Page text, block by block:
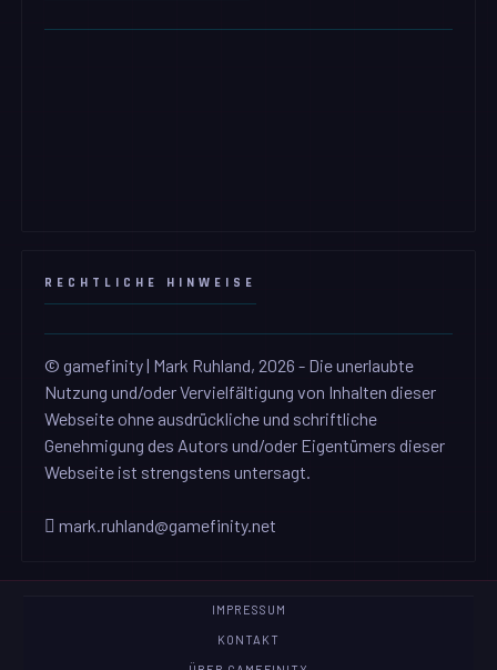
RECHTLICHE HINWEISE
© gamefinity | Mark Ruhland, 2026 - Die unerlaubte
Nutzung und/oder Vervielfältigung von Inhalten dieser
Webseite ohne ausdrückliche und schriftliche
Genehmigung des Autors und/oder Eigentümers dieser
Webseite ist strengstens untersagt.
mark.ruhland@gamefinity.net
IMPRESSUM
KONTAKT